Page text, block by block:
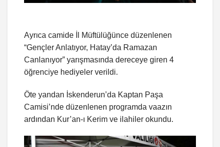
Ayrıca camide İl Müftülüğünce düzenlenen
“Gençler Anlatıyor, Hatay’da Ramazan
Canlanıyor” yarışmasında dereceye giren 4
öğrenciye hediyeler verildi.
Öte yandan İskenderun’da Kaptan Paşa
Camisi’nde düzenlenen programda vaazın
ardından Kur’an-ı Kerim ve ilahiler okundu.